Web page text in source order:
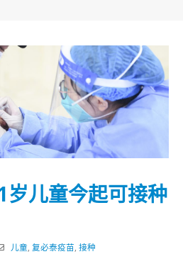
岁儿童今起可接种
儿童,复必泰疫苗,接种